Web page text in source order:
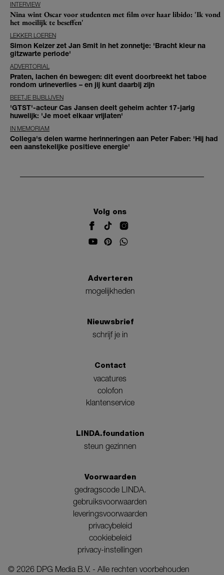
INTERVIEW
Nina wint Oscar voor studenten met film over haar libido: 'Ik vond
het moeilijk te beseffen'
LEKKER LOEREN
Simon Keizer zet Jan Smit in het zonnetje: 'Bracht kleur na
gitzwarte periode'
ADVERTORIAL
Praten, lachen én bewegen: dit event doorbreekt het taboe
rondom urineverlies – en jij kunt daarbij zijn
BEETJE BIJBLIJVEN
'GTST'-acteur Cas Jansen deelt geheim achter 17-jarig
huwelijk: 'Je moet elkaar vrijlaten'
IN MEMORIAM
Collega's delen warme herinneringen aan Peter Faber: 'Hij had
een aanstekelijke positieve energie'
Volg ons
Adverteren
mogelijkheden
Nieuwsbrief
schrijf je in
Contact
vacatures
colofon
klantenservice
LINDA.foundation
steun gezinnen
Voorwaarden
gedragscode LINDA.
gebruiksvoorwaarden
leveringsvoorwaarden
privacybeleid
cookiebeleid
privacy-instellingen
© 2026 DPG Media B.V. - Alle rechten voorbehouden